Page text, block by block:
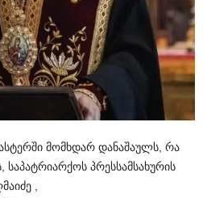
მომხდარ დანაშაულს რა
საპატრიარქოს პრესსამსახურის